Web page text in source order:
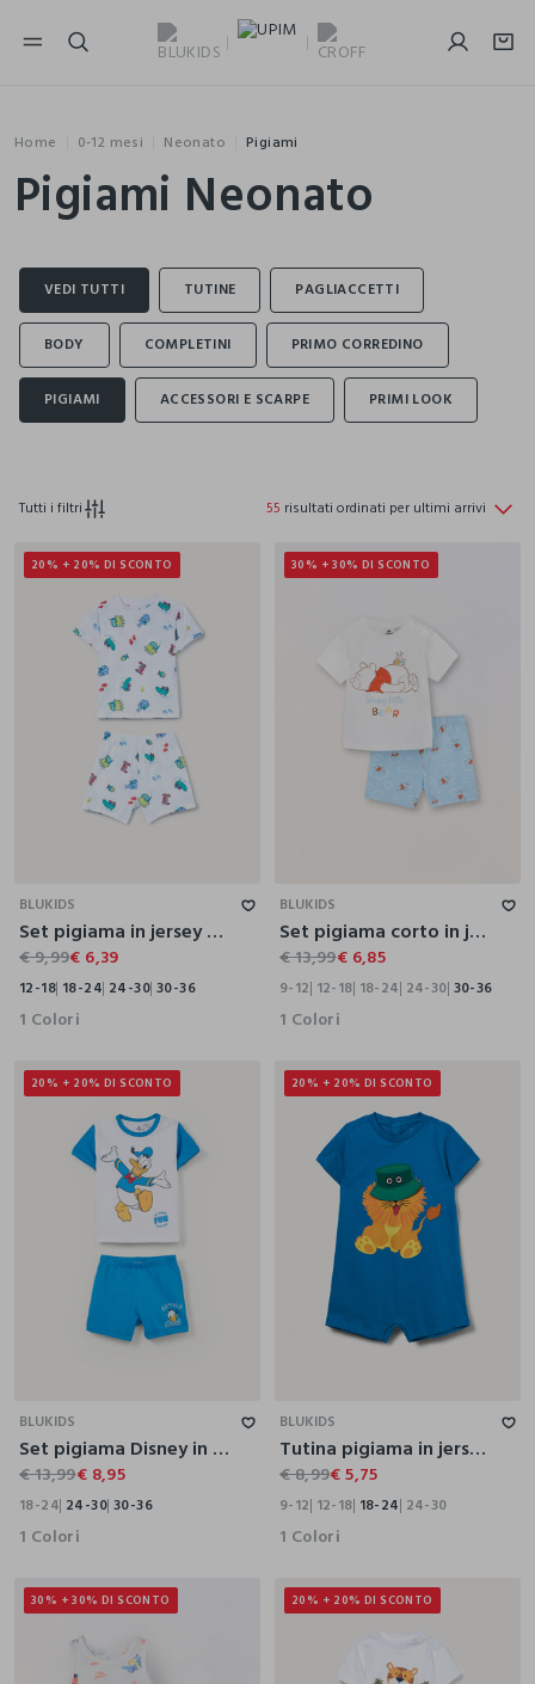
NAVIGATION.ARIA.GOTOMAINCONTENT
Home 0-12 mesi Neonato Pigiami
Pigiami Neonato
Tutti i filtri 55 risultati ordinati per ultimi arrivi
20% + 20% DI SCONTO
BLUKIDS
Set pigiama in jersey di puro cotone
€ 9,99€ 6,39
12-18 18-24 24-30 30-36
1 Colori
30% + 30% DI SCONTO
BLUKIDS
Set pigiama corto in jersey di puro cotone neonato
€ 13,99€ 6,85
9-12 12-18 18-24 24-30 30-36
1 Colori
20% + 20% DI SCONTO
BLUKIDS
Set pigiama Disney in jersey di puro cotone
€ 13,99€ 8,95
18-24 24-30 30-36
1 Colori
20% + 20% DI SCONTO
BLUKIDS
Tutina pigiama in jersey di puro cotone neonato
€ 8,99€ 5,75
9-12 12-18 18-24 24-30
1 Colori
30% + 30% DI SCONTO 20% + 20% DI SCONTO